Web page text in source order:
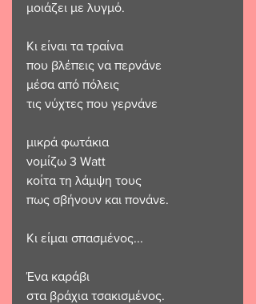
μοιάζει με λυγμό.
Κι είναι τα τραίνα
που βλέπεις να περνάνε
μέσα από πόλεις
τις νύχτες που γερνάνε
μικρά φωτάκια
νομίζω 3 Watt
κοίτα τη λάμψη τους
πως σβήνουν και πονάνε.
Κι είμαι σπασμένος...
Ένα καράβι
στα βράχια τσακισμένος.